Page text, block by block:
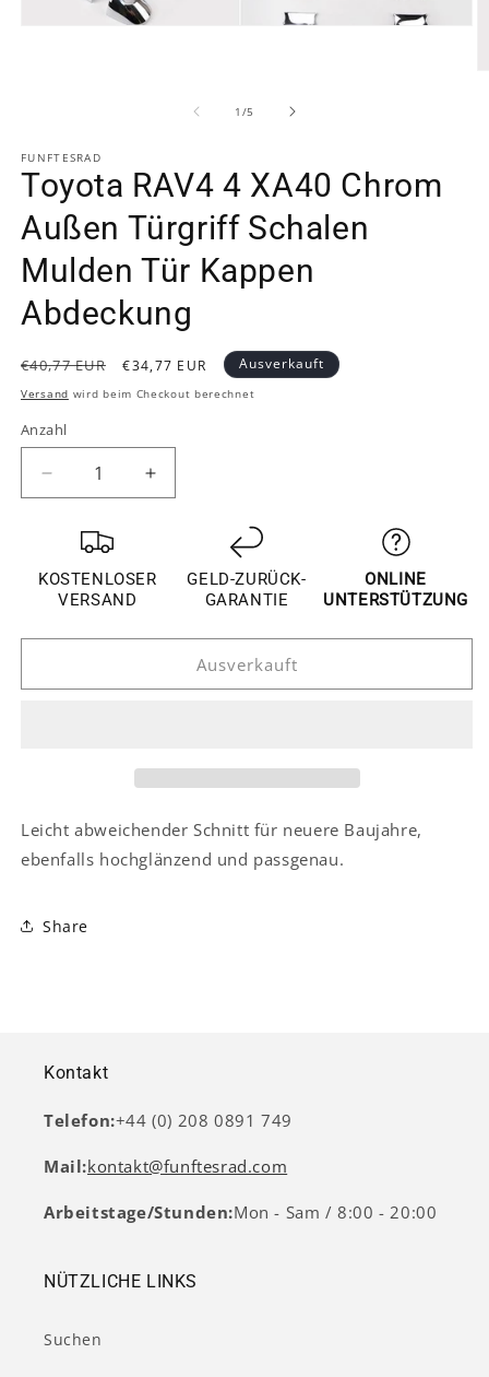
1 /von
5
FUNFTESRAD
Toyota RAV4 4 XA40 Chrom
Außen Türgriff Schalen
Mulden Tür Kappen
Abdeckung
Normaler
Preis
€40,77 EUR Verkaufspreis
€34,77 EUR Ausverkauft
Versand wird beim Checkout berechnet
Anzahl
Verringere
die
Menge
Toyota
RAV4
XA40
Außen
Abdeckung
Erhöhe
die
Toyota
XA40
Chrom
Außen
Abdeckung
KOSTENLOSER
VERSAND
GELD-ZURÜCK-
GARANTIE
ONLINE
UNTERSTÜTZUNG
Ausverkauft
Leicht abweichender Schnitt für neuere Baujahre,
ebenfalls hochglänzend und passgenau.
Share
Kontakt
Telefon:+44 (0) 208 0891 749
Mail:kontakt@funftesrad.com
Arbeitstage/Stunden:Mon - Sam / 8:00 - 20:00
NÜTZLICHE LINKS
Suchen